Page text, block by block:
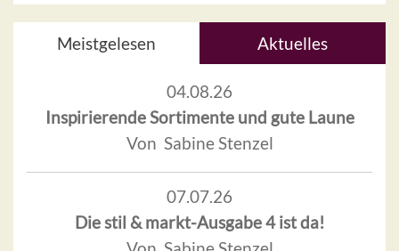
Meistgelesen Aktuelles
04.08.26
Inspirierende Sortimente und gute Laune
Von Sabine Stenzel
07.07.26
Die stil & markt-Ausgabe 4 ist da!